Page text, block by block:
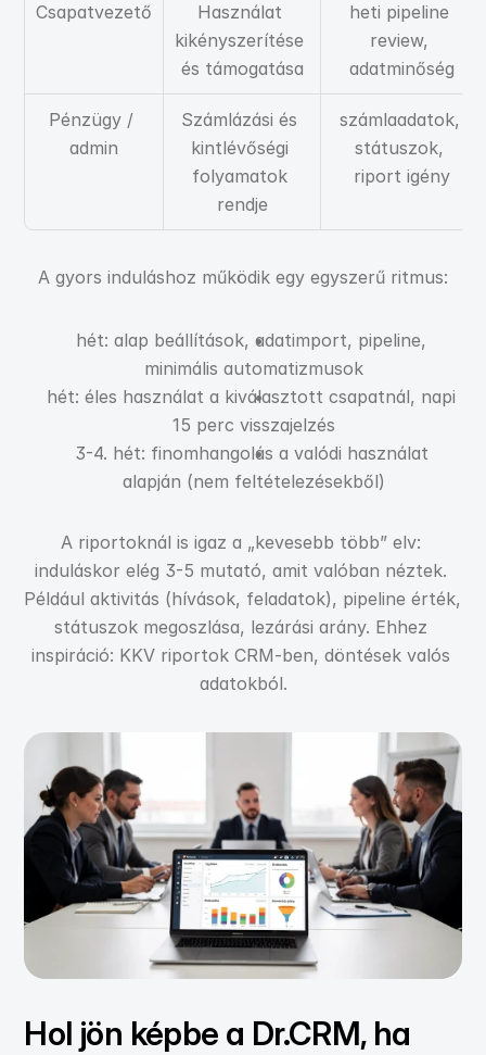
Csapatvezető
Használat
kikényszerítése
és támogatása
heti pipeline
review,
adatminőség
Pénzügy /
admin
Számlázási és
kintlévőségi
folyamatok
rendje
számlaadatok,
státuszok,
riport igény
A gyors induláshoz működik egy egyszerű ritmus:
hét: alap beállítások, adatimport, pipeline,
minimális automatizmusok
hét: éles használat a kiválasztott csapatnál, napi
15 perc visszajelzés
3-4. hét: finomhangolás a valódi használat
alapján (nem feltételezésekből)
A riportoknál is igaz a „kevesebb több” elv:
induláskor elég 3-5 mutató, amit valóban néztek.
Például aktivitás (hívások, feladatok), pipeline érték,
státuszok megoszlása, lezárási arány. Ehhez
inspiráció: KKV riportok CRM-ben, döntések valós
adatokból.
Hol jön képbe a Dr.CRM, ha